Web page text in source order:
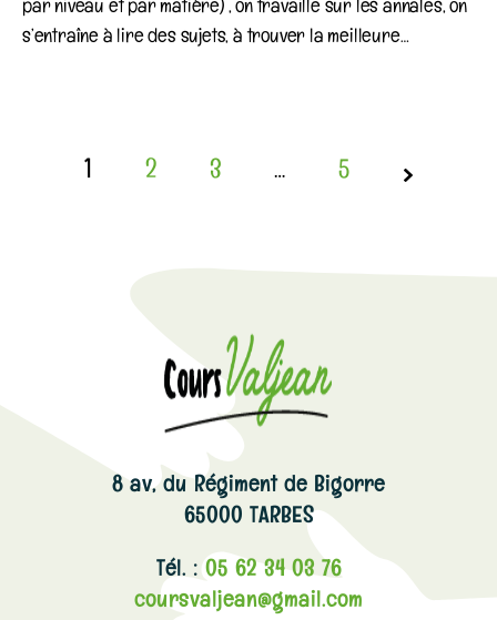
par niveau et par matière) , on travaille sur les annales, on
s’entraîne à lire des sujets, à trouver la meilleure…
1 2 3 … 5
8 av, du Régiment de Bigorre
65000 TARBES
Tél. : 05 62 34 03 76
coursvaljean@gmail.com